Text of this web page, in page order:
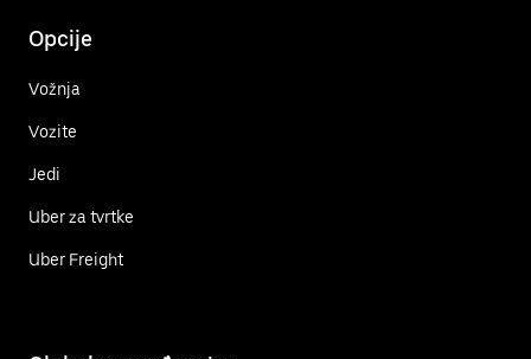
Opcije
Vožnja
Vozite
Jedi
Uber za tvrtke
Uber Freight